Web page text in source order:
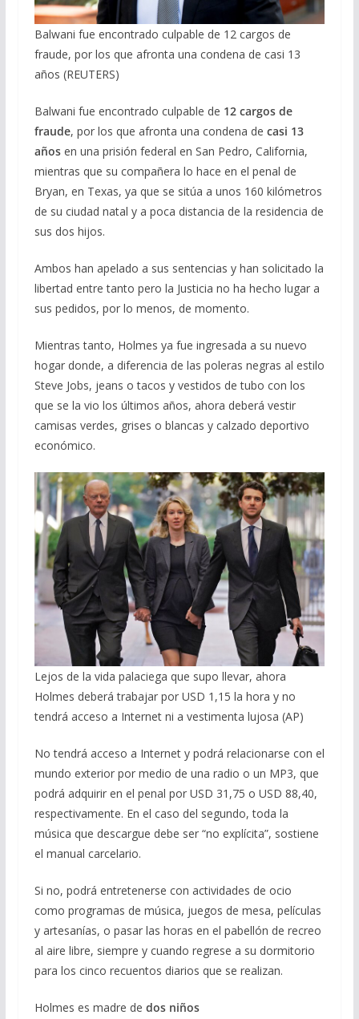
Balwani fue encontrado culpable de 12 cargos de
fraude, por los que afronta una condena de casi 13
años (REUTERS)
Balwani fue encontrado culpable de 12 cargos de
fraude, por los que afronta una condena de casi 13
añosen una prisión federal en San Pedro, California,
mientras que su compañera lo hace en el penal de
Bryan, en Texas, ya que se sitúa a unos 160 kilómetros
de su ciudad natal y a poca distancia de la residencia de
sus dos hijos.
Ambos han apelado a sus sentencias y han solicitado la
libertad entre tanto pero la Justicia no ha hecho lugar a
sus pedidos, por lo menos, de momento.
Mientras tanto, Holmes ya fue ingresada a su nuevo
hogar donde, a diferencia de las poleras negras al estilo
Steve Jobs, jeans o tacos y vestidos de tubo con los
que se la vio los últimos años, ahora deberá vestir
camisas verdes, grises o blancas y calzado deportivo
económico.
Lejos de la vida palaciega que supo llevar, ahora
Holmes deberá trabajar por USD 1,15 la hora y no
tendrá acceso a Internet ni a vestimenta lujosa (AP)
No tendrá acceso a Internet y podrá relacionarse con el
mundo exterior por medio de una radio o un MP3, que
podrá adquirir en el penal por USD 31,75 o USD 88,40,
respectivamente. En el caso del segundo, toda la
música que descargue debe ser “no explícita”, sostiene
el manual carcelario.
Si no, podrá entretenerse con actividades de ocio
como programas de música, juegos de mesa, películas
y artesanías, o pasar las horas en el pabellón de recreo
al aire libre, siempre y cuando regrese a su dormitorio
para los cinco recuentos diarios que se realizan.
Holmes es madre de dos niños